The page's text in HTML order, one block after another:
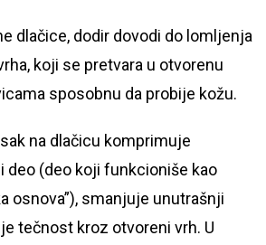
dlačice, dodir dovodi do lomljenja
koji se pretvara u otvorenu
sposobnu da probije kožu.
na dlačicu komprimuje
deo (deo koji funkcioniše kao
osnova”), smanjuje unutrašnji
tečnost kroz otvoreni vrh. U